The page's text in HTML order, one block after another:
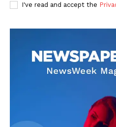
I've read and accept the